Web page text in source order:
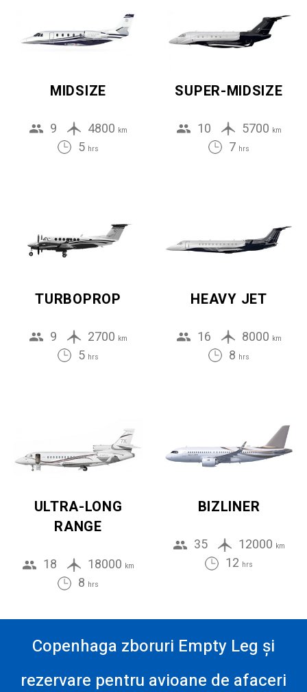
MIDSIZE
9 4800 km
5 hrs
SUPER-MIDSIZE
10 5700 km
7 hrs
TURBOPROP
9 2700 km
5 hrs
HEAVY JET
16 8000 km
8 hrs
ULTRA-LONG
RANGE
18 18000 km
8 hrs
BIZLINER
35 12000 km
12 hrs
Copenhaga zboruri Empty Leg și
rezervare pentru avioane de afaceri